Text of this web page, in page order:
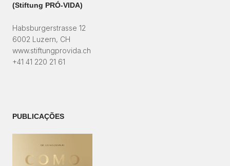
(Stiftung PRÓ-VIDA)​
Habsburgerstrasse 12
6002 Luzern, CH
www.stiftungprovida.ch
+41 41 220 21 61
PUBLICAÇÕES